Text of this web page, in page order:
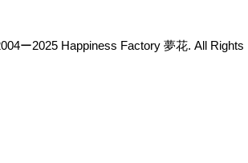
ー2025 Happiness Factory 夢花. All Rights